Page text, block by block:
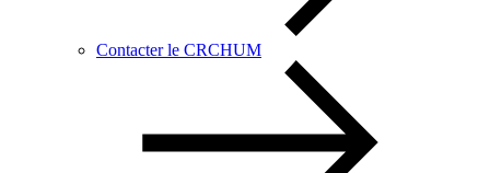
Contacter le CRCHUM